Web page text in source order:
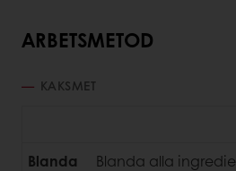
ARBETSMETOD
KAKSMET
Blanda
Blanda alla